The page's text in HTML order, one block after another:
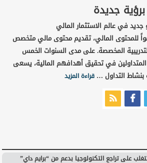
جديدة
في عالم الاستثمار المالي
للمحتوى المالي، تقديم محتوى مالي متخصص
التدريبية المخصصة. على مدى السنوات الخمس
المتداولين في تحقيق أهدافهم المالية، يسعى
بنشاط التداول …قراءة المزيد
على تراجع التكنولوجيا بدعم من “برايم داي”